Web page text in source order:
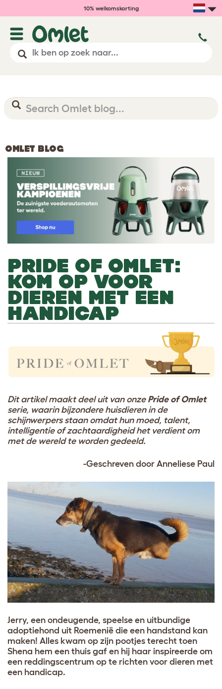
10% welkomskorting
OMLET BLOG
PRIDE OF OMLET:
KOM OP VOOR
DIEREN MET EEN
HANDICAP
Dit artikel maakt deel uit van onze Pride of Omlet
serie, waarin bijzondere huisdieren in de
schijnwerpers staan omdat hun moed, talent,
intelligentie of zachtaardigheid het verdient om
met de wereld te worden gedeeld.
-Geschreven door Anneliese Paul
Jerry, een ondeugende, speelse en uitbundige
adoptiehond uit Roemenië die een handstand kan
maken! Alles kwam op zijn pootjes terecht toen
Shena hem een thuis gaf en hij haar inspireerde om
een reddingscentrum op te richten voor dieren met
een handicap.